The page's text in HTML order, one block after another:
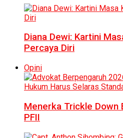
Diana Dewi: Kartini
Percaya Diri
Opini
Menerka Trickle
PFII